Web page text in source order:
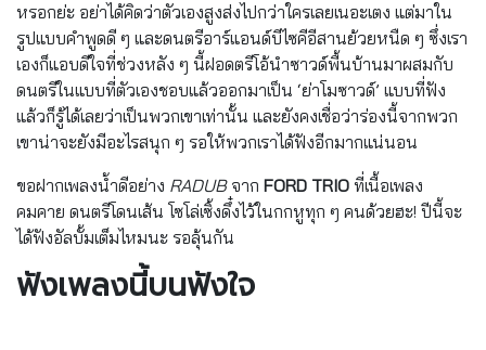
หรอกย่ะ อย่าได้คิดว่าตัวเองสูงส่งไปกว่าใครเลยเนอะเตง แต่มาใน
รูปแบบคำพูดดี ๆ และดนตรีอาร์แอนด์บีไซคีอีสานย้วยหนืด ๆ ซึ่งเรา
เองก็แอบดีใจที่ช่วงหลัง ๆ นี้ฝอดตรีโอ้นำซาวด์พื้นบ้านมาผสมกับ
ดนตรีในแบบที่ตัวเองชอบแล้วออกมาเป็น ‘ย่าโมซาวด์’ แบบที่ฟัง
แล้วก็รู้ได้เลยว่าเป็นพวกเขาเท่านั้น และยังคงเชื่อว่าร่องนี้จากพวก
เขาน่าจะยังมีอะไรสนุก ๆ รอให้พวกเราได้ฟังอีกมากแน่นอน
ขอฝากเพลงน้ำดีอย่าง RADUBจาก FORD TRIO ที่เนื้อเพลง
คมคาย ดนตรีโดนเส้น โซโล่เซิ้งดึ๋งไว้ในกกหูทุก ๆ คนด้วยฮะ! ปีนี้จะ
ได้ฟังอัลบั้มเต็มไหมนะ รอลุ้นกัน
ฟังเพลงนี้บนฟังใจ